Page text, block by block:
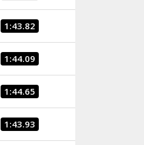
1:43.82
1:44.09
1:44.65
1:43.93